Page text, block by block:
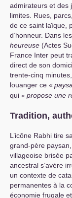
admirateurs et des
limites. Rues,
de ce saint laïque,
d’honneur. Dans
heureuse (Actes
France Inter peut
direct de son
trente-cinq
louanger ce «
qui « propose une
Tradition,
L’icône Rabhi tire
grand-père
villageoise brisée
ancestral s’avère
un contexte de
permanentes à la
économie frugale